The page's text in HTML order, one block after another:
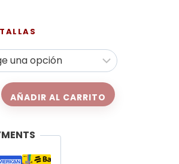
AÑADIR AL CARRITO